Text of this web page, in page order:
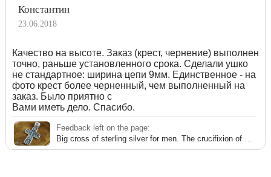
Константин
23.06.2018
Качество на высоте. Заказ (крест, чернение) выполнен
точно, раньше установленного срока. Сделали ушко
не стандартное: ширина цепи 9мм. Единственное - на
фото крест более черненный, чем выполненный на
заказ. Было приятно с
Вами иметь дело. Спасибо.
Feedback left on the page: